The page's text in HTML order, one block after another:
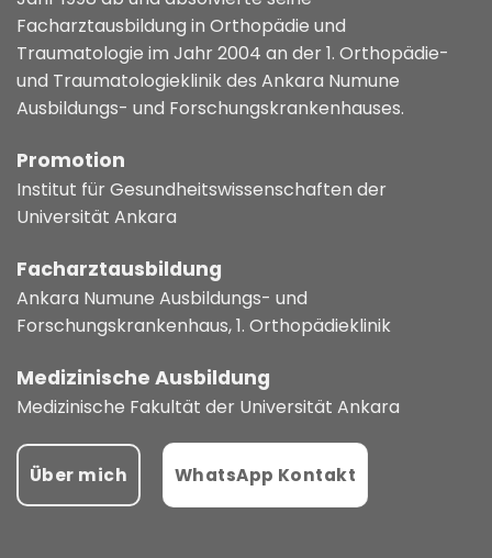
Facharztausbildung in Orthopädie und
Traumatologie im Jahr 2004 an der 1. Orthopädie-
und Traumatologieklinik des Ankara Numune
Ausbildungs- und Forschungskrankenhauses.
Promotion
Institut für Gesundheitswissenschaften der
Universität Ankara
Facharztausbildung
Ankara Numune Ausbildungs- und
Forschungskrankenhaus, 1. Orthopädieklinik
Medizinische Ausbildung
Medizinische Fakultät der Universität Ankara
Über mich WhatsApp Kontakt